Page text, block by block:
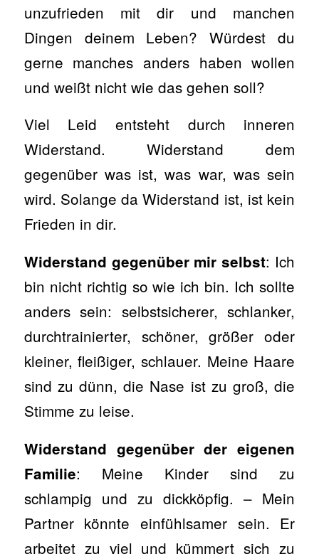
unzufrieden mit dir und manchen
Dingen deinem Leben? Würdest du
gerne manches anders haben wollen
und weißt nicht wie das gehen soll?
Viel Leid entsteht durch inneren
Widerstand. Widerstand dem
gegenüber was ist, was war, was sein
wird. Solange da Widerstand ist, ist kein
Frieden in dir.
Widerstand gegenüber mir selbst: Ich
bin nicht richtig so wie ich bin. Ich sollte
anders sein: selbstsicherer, schlanker,
durchtrainierter, schöner, größer oder
kleiner, fleißiger, schlauer. Meine Haare
sind zu dünn, die Nase ist zu groß, die
Stimme zu leise.
Widerstand gegenüber der eigenen
Familie: Meine Kinder sind zu
schlampig und zu dickköpfig. – Mein
Partner könnte einfühlsamer sein. Er
arbeitet zu viel und kümmert sich zu